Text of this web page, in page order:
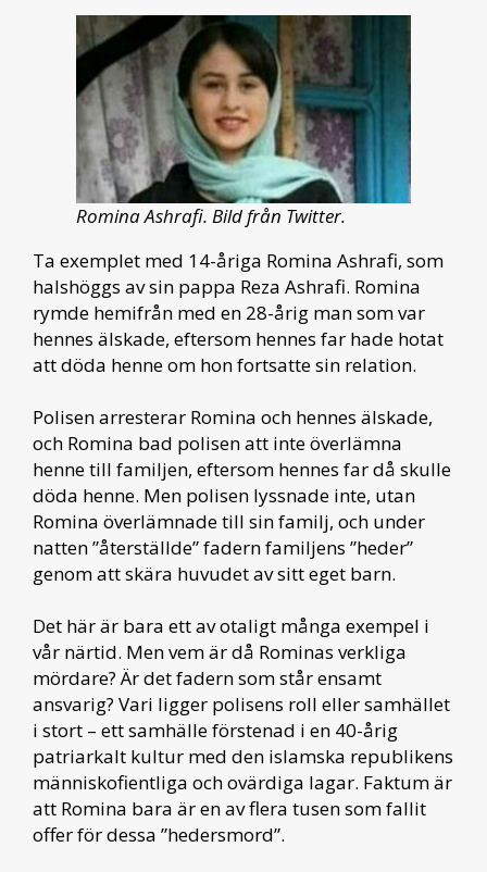
Romina Ashrafi. Bild från Twitter.
Ta exemplet med 14-åriga Romina Ashrafi, som
halshöggs av sin pappa Reza Ashrafi. Romina
rymde hemifrån med en 28-årig man som var
hennes älskade, eftersom hennes far hade hotat
att döda henne om hon fortsatte sin relation.
Polisen arresterar Romina och hennes älskade,
och Romina bad polisen att inte överlämna
henne till familjen, eftersom hennes far då skulle
döda henne. Men polisen lyssnade inte, utan
Romina överlämnade till sin familj, och under
natten ”återställde” fadern familjens ”heder”
genom att skära huvudet av sitt eget barn.
Det här är bara ett av otaligt många exempel i
vår närtid. Men vem är då Rominas verkliga
mördare? Är det fadern som står ensamt
ansvarig? Vari ligger polisens roll eller samhället
i stort – ett samhälle förstenad i en 40-årig
patriarkalt kultur med den islamska republikens
människofientliga och ovärdiga lagar. Faktum är
att Romina bara är en av flera tusen som fallit
offer för dessa ”hedersmord”.